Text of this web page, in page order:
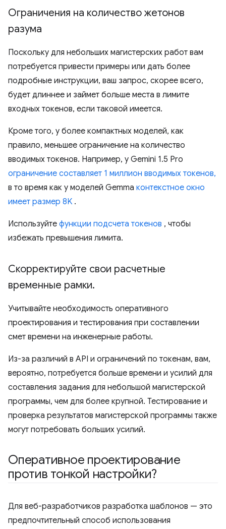
Ограничения на количество жетонов
разума
Поскольку для небольших магистерских работ вам
потребуется привести примеры или дать более
подробные инструкции, ваш запрос, скорее всего,
будет длиннее и займет больше места в лимите
входных токенов, если таковой имеется.
Кроме того, у более компактных моделей, как
правило, меньшее ограничение на количество
вводимых токенов. Например, у Gemini 1.5 Pro
ограничение составляет 1 миллион вводимых токенов,
в то время как у моделей Gemma контекстное окно
имеет размер 8K .
Используйте функции подсчета токенов , чтобы
избежать превышения лимита.
Скорректируйте свои расчетные
временные рамки.
Учитывайте необходимость оперативного
проектирования и тестирования при составлении
смет времени на инженерные работы.
Из-за различий в API и ограничений по токенам, вам,
вероятно, потребуется больше времени и усилий для
составления задания для небольшой магистерской
программы, чем для более крупной. Тестирование и
проверка результатов магистерской программы также
могут потребовать больших усилий.
Оперативное проектирование
против тонкой настройки?
Для веб-разработчиков разработка шаблонов — это
предпочтительный способ использования